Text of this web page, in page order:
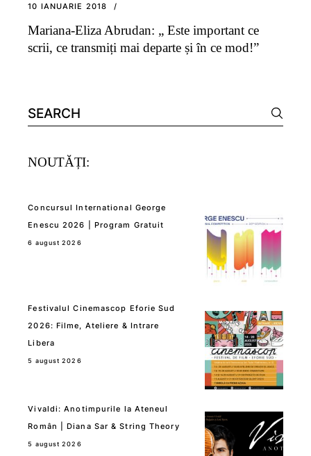
10 IANUARIE 2018
Mariana-Eliza Abrudan: „ Este important ce
scrii, ce transmiți mai departe și în ce mod!”
Search
for:
NOUTĂȚI:
Concursul International George
Enescu 2026 | Program Gratuit
6 august 2026
Festivalul Cinemascop Eforie Sud
2026: Filme, Ateliere & Intrare
Libera
5 august 2026
Vivaldi: Anotimpurile la Ateneul
Român | Diana Sar & String Theory
5 august 2026